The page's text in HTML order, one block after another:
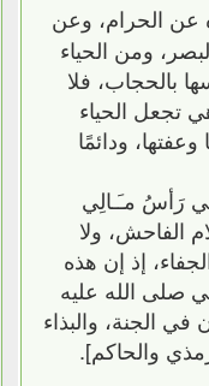
الحرام، وعن
ومن الحياء
بالحجاب، فلا
تجعل الحياء
ودائمًا
رَأسُ مـَـالِي
الفاحش، ولا
إذ إن هذه
صلى الله عليه
في الجنة، والبذاء
والحاكم].